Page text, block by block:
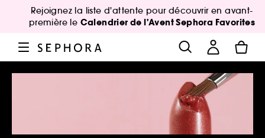
Rejoignez la liste d'attente pour découvrir en avant-
première le Calendrier de l'Avent Sephora Favorites